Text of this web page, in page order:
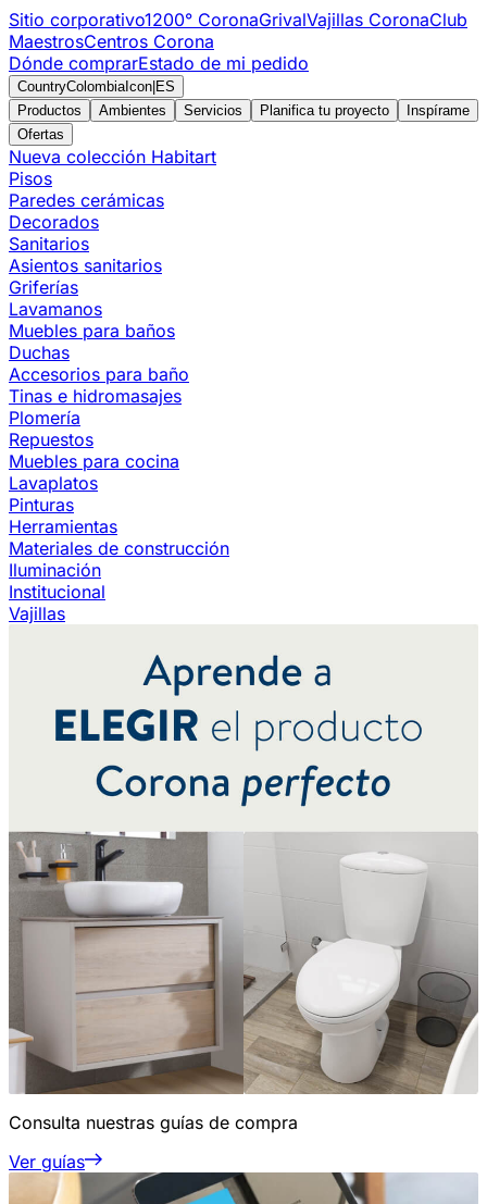
Sitio corporativo1200° CoronaGrivalVajillas CoronaClub
MaestrosCentros Corona
Dónde comprarEstado de mi pedido
CountryColombiaIcon ES
Productos
Ambientes Servicios Planifica tu proyecto
Inspírame
Ofertas
Nueva colección Habitart
Pisos
Paredes cerámicas
Decorados
Sanitarios
Asientos sanitarios
Griferías
Lavamanos
Muebles para baños
Duchas
Accesorios para baño
Tinas e hidromasajes
Plomería
Repuestos
Muebles para cocina
Lavaplatos
Pinturas
Herramientas
Materiales de construcción
Iluminación
Institucional
Vajillas
Consulta nuestras guías de compra
Ver guías